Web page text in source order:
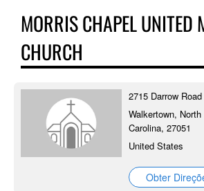
MORRIS CHAPEL UNITED
CHURCH
2715 Darrow Road
Walkertown, North
Carolina, 27051
United States
Obter